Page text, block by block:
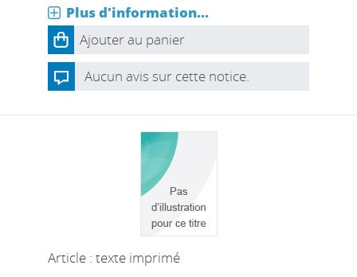
Plus d'information...
Ajouter au panier
Aucun avis sur cette notice.
Article : texte imprimé